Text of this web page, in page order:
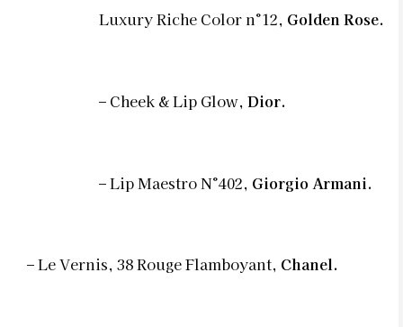
Luxury Riche Color n°12, Golden Rose.
– Cheek & Lip Glow, Dior.
– Lip Maestro N°402, Giorgio Armani.
– Le Vernis, 38 Rouge Flamboyant, Chanel.